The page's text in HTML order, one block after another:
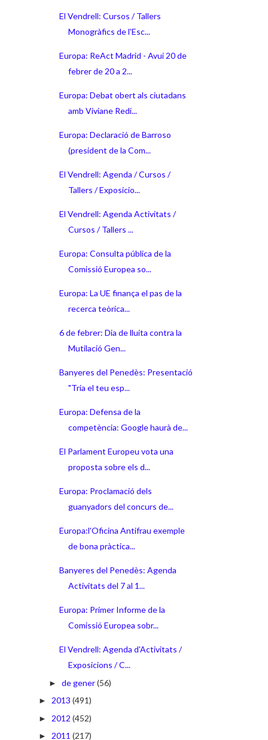
El Vendrell: Cursos / Tallers
Monogràfics de l'Esc...
Europa: ReAct Madrid - Avui 20 de
febrer de 20 a 2...
Europa: Debat obert als ciutadans
amb Viviane Redi...
Europa: Declaració de Barroso
(president de la Com...
El Vendrell: Agenda / Cursos /
Tallers / Exposicio...
El Vendrell: Agenda Activitats /
Cursos / Tallers ...
Europa: Consulta pública de la
Comissió Europea so...
Europa: La UE finança el pas de la
recerca teòrica...
6 de febrer: Dia de lluita contra la
Mutilació Gen...
Banyeres del Penedès: Presentació
"Tria el teu esp...
Europa: Defensa de la
competència: Google haurà de...
El Parlament Europeu vota una
proposta sobre els d...
Europa: Proclamació dels
guanyadors del concurs de...
Europa:l'Oficina Antifrau exemple
de bona pràctica...
Banyeres del Penedès: Agenda
Activitats del 7 al 1...
Europa: Primer Informe de la
Comissió Europea sobr...
El Vendrell: Agenda d'Activitats /
Exposicions / C...
► de gener(56)
► 2013 (491)
► 2012 (452)
► 2011 (217)